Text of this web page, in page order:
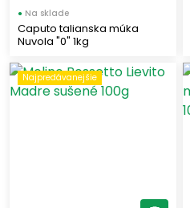
Najpredávanejšie
Pizza a Focaccia
● Na sklade
Caputo talianska múka
Nuvola "0" 1kg
Najpredávanejšie